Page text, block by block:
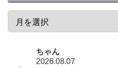
ちゃん
2026.08.07